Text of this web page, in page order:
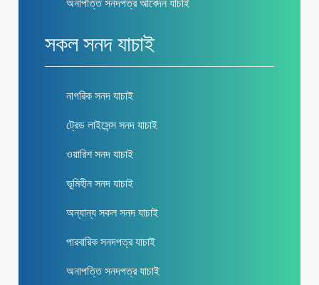
অনাপত্তি সনদপত্র আবেদন যাচাই
সকল সনদ যাচাই
নাগরিক সনদ যাচাই
ট্রেড লাইসেন্স সনদ যাচাই
ওয়ারিশ সনদ যাচাই
ভূমিহীন সনদ যাচাই
অন্যান্য সকল সনদ যাচাই
পারবারিক সনদপত্র যাচাই
অনাপত্তি সনদপত্র যাচাই